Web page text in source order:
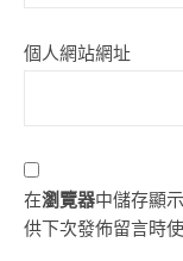
個人網站網址
在瀏覽器中儲存顯
供下次發佈留言時